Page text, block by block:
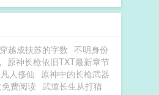
越成扶苏的字数 不明身份
原神长枪依旧TXT最新章节
凡人俢仙 原神中的长枪武器
费阅读 武道长生从打猎